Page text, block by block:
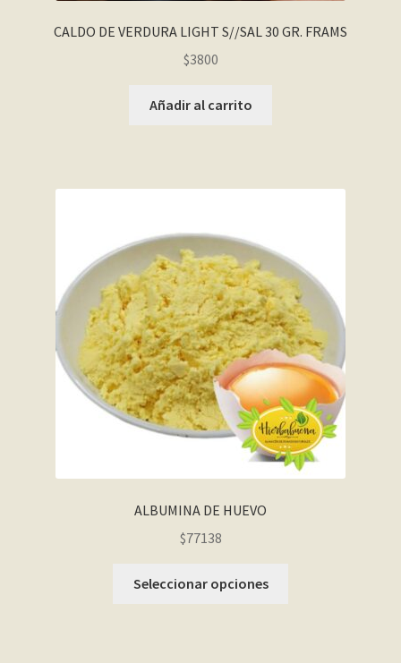
CALDO DE VERDURA LIGHT S//SAL 30 GR. FRAMS
$3800
Añadir al carrito
ALBUMINA DE HUEVO
$77138
Seleccionar opciones